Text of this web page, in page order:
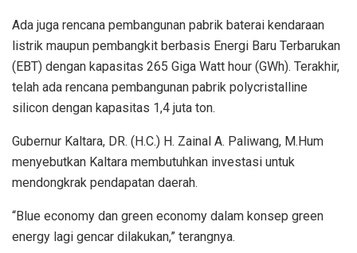
Ada juga rencana pembangunan pabrik baterai kendaraan
listrik maupun pembangkit berbasis Energi Baru Terbarukan
(EBT) dengan kapasitas 265 Giga Watt hour (GWh). Terakhir,
telah ada rencana pembangunan pabrik polycristalline
silicon dengan kapasitas 1,4 juta ton.
Gubernur Kaltara, DR. (H.C.) H. Zainal A. Paliwang, M.Hum
menyebutkan Kaltara membutuhkan investasi untuk
mendongkrak pendapatan daerah.
“Blue economy dan green economy dalam konsep green
energy lagi gencar dilakukan,” terangnya.